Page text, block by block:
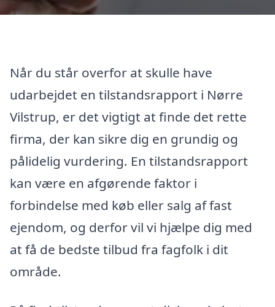
Når du står overfor at skulle have
udarbejdet en tilstandsrapport i Nørre
Vilstrup, er det vigtigt at finde det rette
firma, der kan sikre dig en grundig og
pålidelig vurdering. En tilstandsrapport
kan være en afgørende faktor i
forbindelse med køb eller salg af fast
ejendom, og derfor vil vi hjælpe dig med
at få de bedste tilbud fra fagfolk i dit
område.